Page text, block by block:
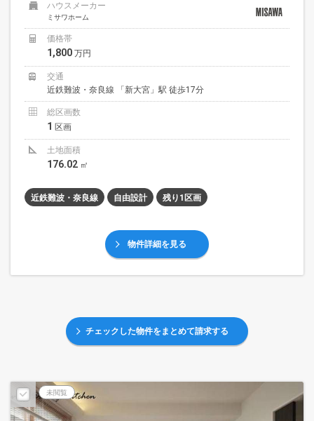
ハウスメーカー
ミサワホーム
価格帯
1,800 万円
交通
近鉄難波・奈良線 「新大宮」駅 徒歩17分
総区画数
1 区画
土地面積
176.02 ㎡
近鉄難波・奈良線 自由設計 残り1区画
物件詳細を見る
チェックした物件をまとめて請求する
未閲覧